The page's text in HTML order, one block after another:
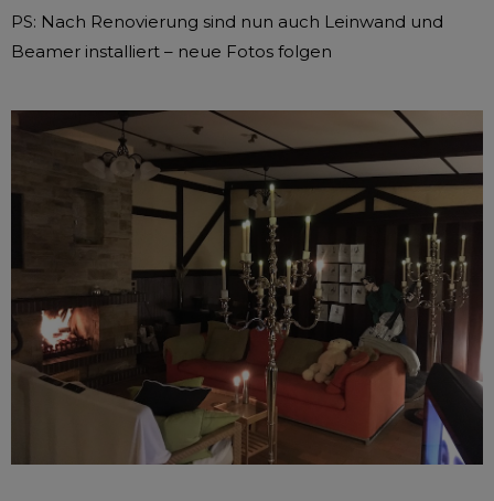
PS: Nach Renovierung sind nun auch Leinwand und
Beamer installiert – neue Fotos folgen